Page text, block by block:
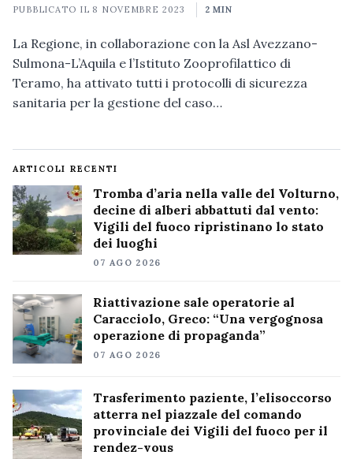
PUBBLICATO IL 8 NOVEMBRE 2023 2 MIN
La Regione, in collaborazione con la Asl Avezzano-
Sulmona-L’Aquila e l’Istituto Zooprofilattico di
Teramo, ha attivato tutti i protocolli di sicurezza
sanitaria per la gestione del caso…
ARTICOLI RECENTI
Tromba d’aria nella valle del Volturno,
decine di alberi abbattuti dal vento:
Vigili del fuoco ripristinano lo stato
dei luoghi
07 AGO 2026
Riattivazione sale operatorie al
Caracciolo, Greco: “Una vergognosa
operazione di propaganda”
07 AGO 2026
Trasferimento paziente, l’elisoccorso
atterra nel piazzale del comando
provinciale dei Vigili del fuoco per il
rendez-vous